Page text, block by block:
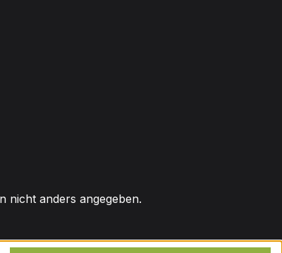
nicht anders angegeben.